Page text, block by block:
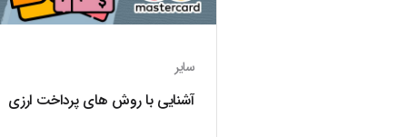
سایر
آشنایی با روش های پرداخت ارزی